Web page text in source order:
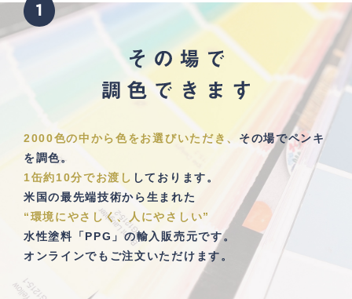
2000色の中から色をお選びいただき、 その場でペンキ
を調色。
1缶約10分でお渡し しております。
米国の最先端技術から生まれた
“環境にやさしく、人にやさしい”
水性塗料「PPG」の輸入販売元です。
オンラインでもご注文いただけます。